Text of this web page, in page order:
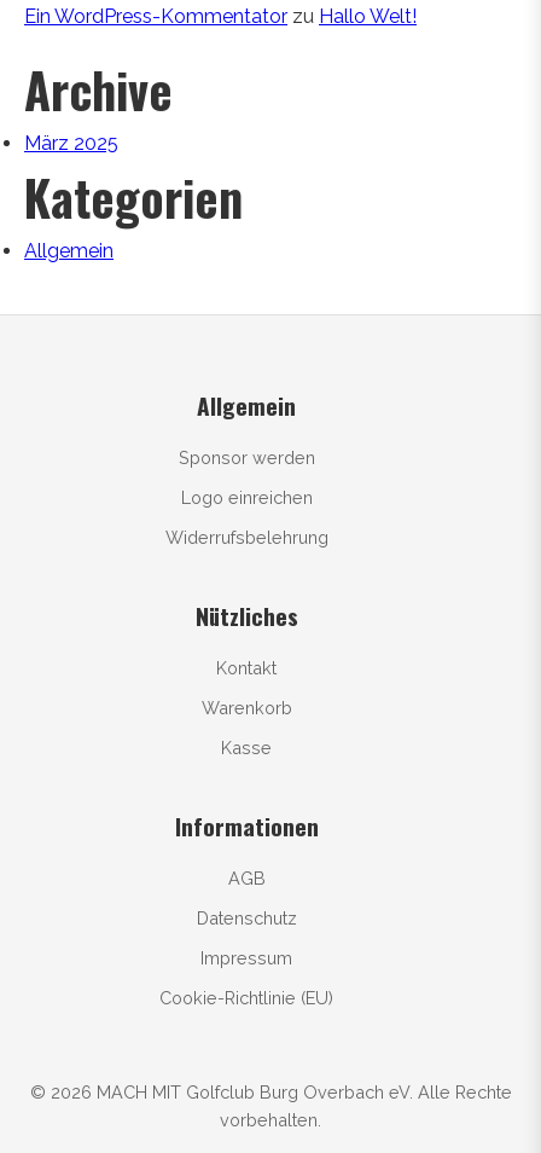
Ein WordPress-Kommentator zu Hallo Welt!
Archive
März 2025
Kategorien
Allgemein
Allgemein
Sponsor werden
Logo einreichen
Widerrufsbelehrung
Nützliches
Kontakt
Warenkorb
Kasse
Informationen
AGB
Datenschutz
Impressum
Cookie-Richtlinie (EU)
© 2026 MACH MIT Golfclub Burg Overbach eV. Alle Rechte
vorbehalten.